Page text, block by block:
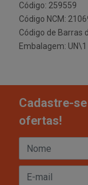
Código: 259559
Código NCM:
Código de Barras
Embalagem: UN\1
Cadastre-
ofertas!